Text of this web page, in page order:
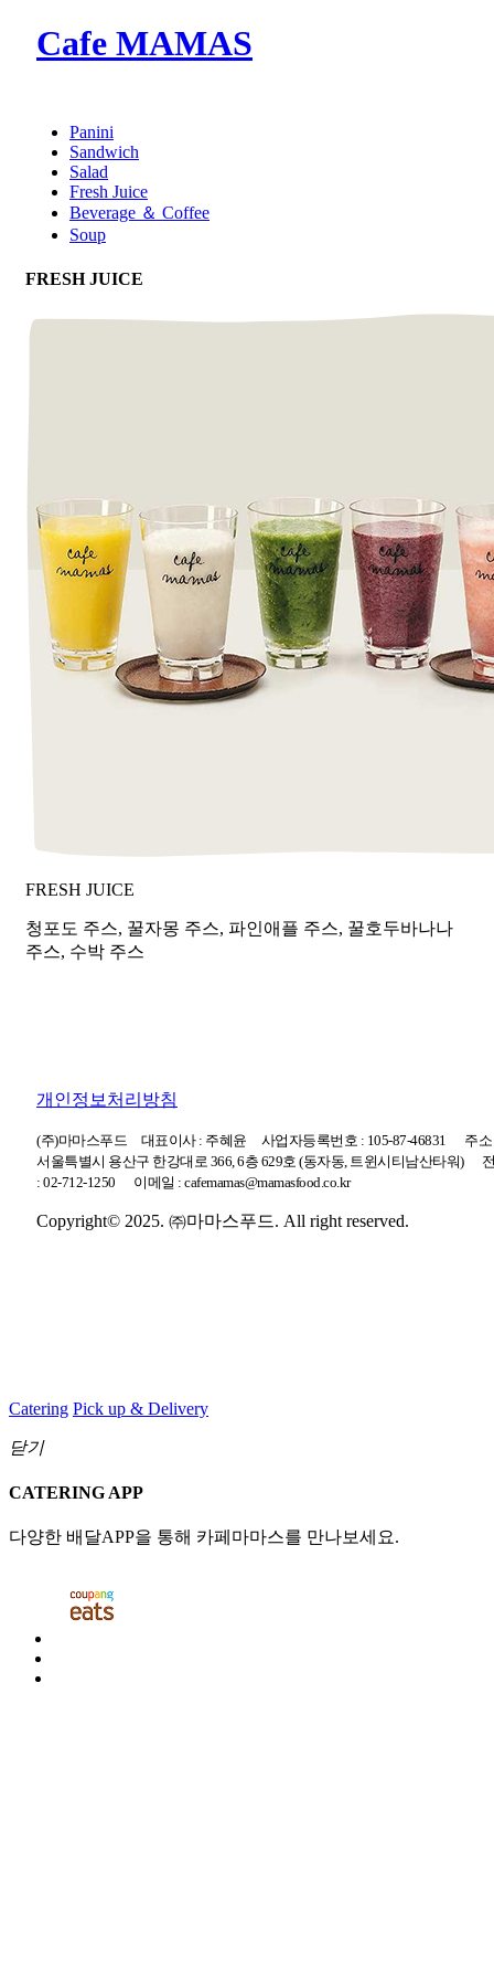
Cafe MAMAS
Panini
Sandwich
Salad
Fresh Juice
Beverage ＆ Coffee
Soup
FRESH JUICE
FRESH JUICE
청포도 주스, 꿀자몽 주스, 파인애플 주스, 꿀호두바나나
주스, 수박 주스
개인정보처리방침
(주)마마스푸드 대표이사 : 주혜윤 사업자등록번호 : 105-87-46831
주소
서울특별시 용산구 한강대로 366, 6층 629호 (동자동, 트윈시티남산타워)
: 02-712-1250
이메일 : cafemamas@mamasfood.co.kr
Copyright© 2025. ㈜마마스푸드. All right reserved.
Catering Pick up & Delivery
닫기
CATERING APP
다양한 배달APP을 통해 카페마마스를 만나보세요.